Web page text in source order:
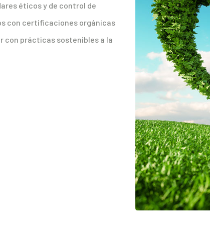
éticos y de control de
con certificaciones orgánicas
con prácticas sostenibles a la